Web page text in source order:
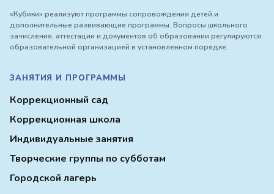
«Кубики» реализуют программы сопровождения детей и
дополнительные развивающие программы. Вопросы школьного
зачисления, аттестации и документов об образовании регулируются
образовательной организацией в установленном порядке.
ЗАНЯТИЯ И ПРОГРАММЫ
Коррекционный сад
Коррекционная школа
Индивидуальные занятия
Творческие группы по субботам
Городской лагерь